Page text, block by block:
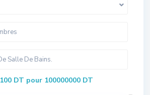
100 DT pour 100000000 DT